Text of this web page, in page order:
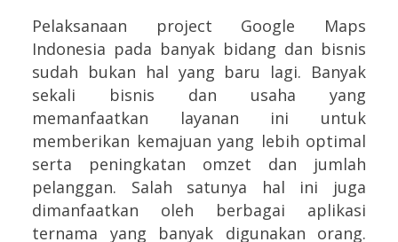
Pelaksanaan project Google Maps
Indonesia pada banyak bidang dan bisnis
sudah bukan hal yang baru lagi. Banyak
sekali bisnis dan usaha yang
memanfaatkan layanan ini untuk
memberikan kemajuan yang lebih optimal
serta peningkatan omzet dan jumlah
pelanggan. Salah satunya hal ini juga
dimanfaatkan oleh berbagai aplikasi
ternama yang banyak digunakan orang.